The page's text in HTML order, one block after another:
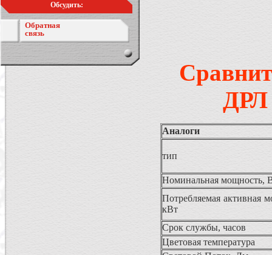
Обсудить:
Обратная
связь
ДРЛ
Аналоги
тип
Номинальная мощность,
Потребляемая активная
кВт
Срок службы, часов
Цветовая температура